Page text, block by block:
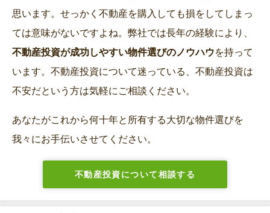
思います。せっかく不動産を購入しても損をしてしまっ
ては意味がないですよね。弊社では長年の経験により、
不動産投資が成功しやすい物件選びのノウハウを持って
います。不動産投資について迷っている、不動産投資は
不安だという方は気軽にご相談ください。
あなたがこれから何十年と所有する大切な物件選びを
我々にお手伝いさせてください。
不動産投資について相談する